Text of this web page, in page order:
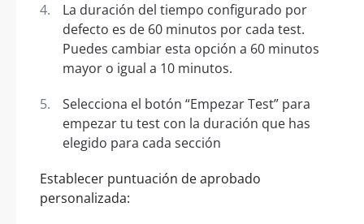
La duración del tiempo configurado por
defecto es de 60 minutos por cada test.
Puedes cambiar esta opción a 60 minutos
mayor o igual a 10 minutos.
Selecciona el botón “Empezar Test” para
empezar tu test con la duración que has
elegido para cada sección
Establecer puntuación de aprobado
personalizada: